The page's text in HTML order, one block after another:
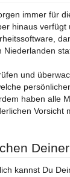
immer für
hinaus verfügt
Niederlanden
und
haben alle
Vorsicht
kannst Du